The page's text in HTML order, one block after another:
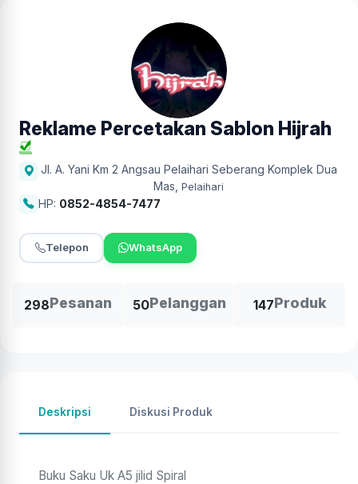
Reklame Percetakan Sablon Hijrah
Jl. A. Yani Km 2 Angsau Pelaihari Seberang Komplek Dua
Mas Pelaihari
HP: 0852-4854-7477
Telepon WhatsApp
298Pesanan 50Pelanggan 147Produk
Deskripsi Diskusi Produk
Buku Saku Uk A5 jilid Spiral